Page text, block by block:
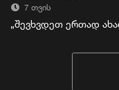
7 თვის
„შევხვდეთ ერთად